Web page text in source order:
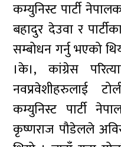
कम्युनिस्ट पार्टी
बहादुर देउवा र
सम्बोधन गर्नु भएको
।के।, कांग्रेस
नवप्रवेशीहरुलाई
कम्युनिस्ट पार्टी
कृष्णराज पौडेलले